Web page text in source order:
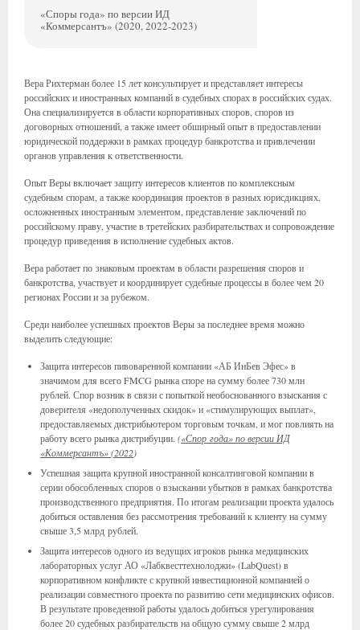
«Споры года» по версии ИД
«Коммерсантъ» (2020, 2022-2023)
Вера Рихтерман более 15 лет консультирует и представляет интересы
российских и иностранных компаний в судебных спорах в российских судах.
Она специализируется в области корпоративных споров, споров из
договорных отношений, а также имеет обширный опыт в предоставлении
юридической поддержки в рамках процедур банкротства и привлечении
органов управления к ответственности.
Опыт Веры включает защиту интересов клиентов по комплексным
судебным спорам, а также координация проектов в разных юрисдикциях,
осложненных иностранным элементом, представление заключений по
российскому праву, участие в третейских разбирательствах и сопровождение
процедур приведения в исполнение судебных актов.
Вера работает по знаковым проектам в области разрешения споров и
банкротства, участвует и координирует судебные процессы в более чем 20
регионах России и за рубежом.
Среди наиболее успешных проектов Веры за последнее время можно
выделить следующие:
Защита интересов пивоваренной компании «АБ ИнБев Эфес» в
значимом для всего FMCG рынка споре на сумму более 730 млн
рублей. Спор возник в связи с попыткой необоснованного взыскания с
доверителя «недополученных скидок» и «стимулирующих выплат»,
предоставляемых дистрибьютером торговым точкам, и мог повлиять на
работу всего рынка дистрибуции. («Спор года» по версии ИД
«Коммерсантъ» (2022)
Успешная защита крупной иностранной консалтинговой компании в
серии обособленных споров о взыскании убытков в рамках банкротства
производственного предприятия. По итогам реализации проекта удалось
добиться оставления без рассмотрения требований к клиенту на сумму
свыше 3,5 млрд рублей.
Защита интересов одного из ведущих игроков рынка медицинских
лабораторных услуг АО «Лабквесттехнолоджи» (LabQuest) в
корпоративном конфликте с крупной инвестиционной компанией о
реализации совместного проекта по развитию сети медицинских офисов.
В результате проведенной работы удалось добиться урегулирования
более 20 судебных разбирательств на общую сумму свыше 2 млрд